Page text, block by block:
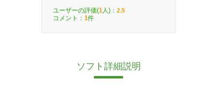
ユーザーの評価(1 人)： 2.5
コメント： 1件
ソフト詳細説明